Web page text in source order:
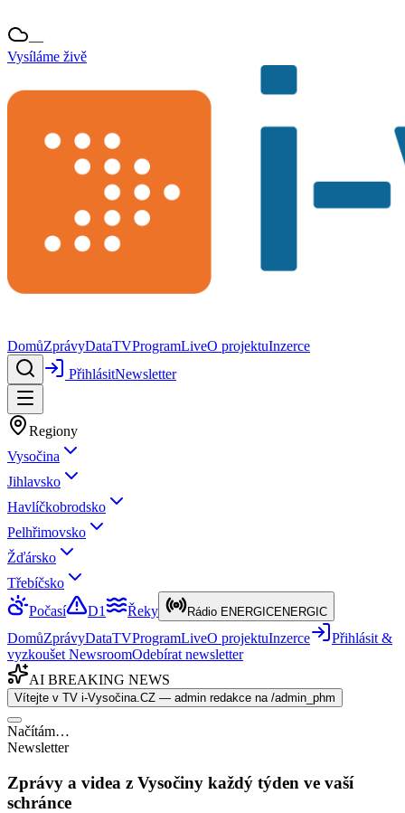
—
Vysíláme živě
DomůZprávyDataTVProgramLiveO projektuInzerce
PřihlásitNewsletter
Regiony
Vysočina
Jihlavsko
Havlíčkobrodsko
Pelhřimovsko
Žďársko
Třebíčsko
Počasí
D1 Řeky Rádio ENERGICENERGIC
DomůZprávyDataTVProgramLiveO projektuInzerce
Přihlásit &
vyzkoušet NewsroomOdebírat newsletter
AI BREAKING NEWS
Vítejte v TV i-Vysočina.CZ — admin redakce na /admin_phm
Načítám…
Newsletter
Zprávy a videa z Vysočiny každý týden ve vaší
schránce